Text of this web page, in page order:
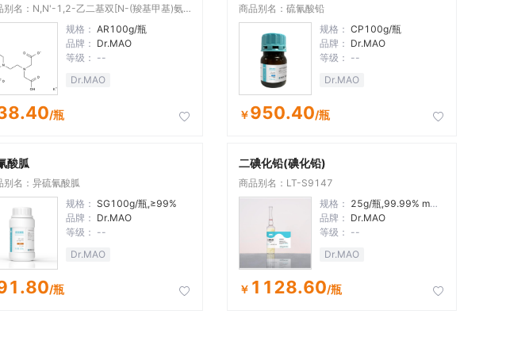
别名：N,N'-1,2-乙二基双[N-(羧基甲基)氨
酸]二钾盐
规格： AR100g/瓶
品牌： Dr.MAO
等级： --
Dr.MAO
/瓶 
商品别名：硫氰酸铅
规格： CP100g/瓶
品牌： Dr.MAO
等级： --
Dr.MAO
￥950.40/瓶 
酸胍
别名：异硫氰酸胍
规格： SG100g/瓶,≥99%
品牌： Dr.MAO
等级： --
Dr.MAO
/瓶 
二碘化铅(碘化铅)
商品别名：LT-S9147
规格： 25g/瓶,99.99% metals basis
品牌： Dr.MAO
等级： --
Dr.MAO
￥ 1128.60/瓶 